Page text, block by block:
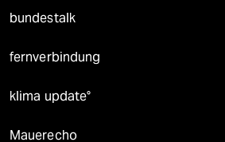
bundestalk
fernverbindung
klima update°
Mauerecho